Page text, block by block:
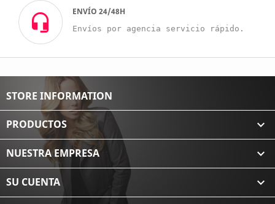
ENVÍO 24/48H
Envíos por agencia servicio rápido.
STORE INFORMATION
PRODUCTOS 
NUESTRA EMPRESA 
SU CUENTA 